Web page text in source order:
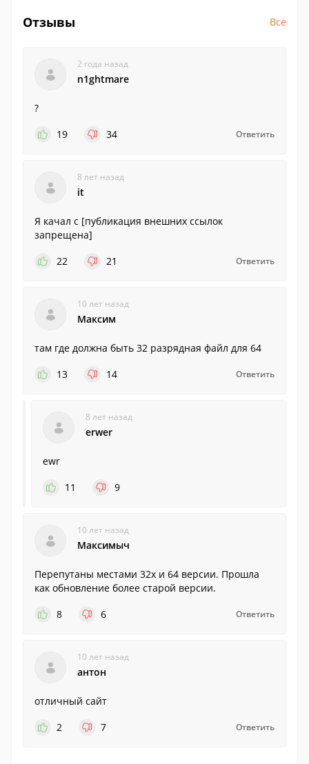
Отзывы Все
2 года назад
n1ghtmare
?
19
34 Ответить
8 лет назад
it
Я качал с [публикация внешних ссылок
запрещена]
22
21 Ответить
10 лет назад
Максим
там где должна быть 32 разрядная файл для 64
13
14 Ответить
8 лет назад
erwer
ewr
11
9
10 лет назад
Максимыч
Перепутаны местами 32х и 64 версии. Прошла
как обновление более старой версии.
8
6 Ответить
10 лет назад
антон
отличный сайт
2
7 Ответить